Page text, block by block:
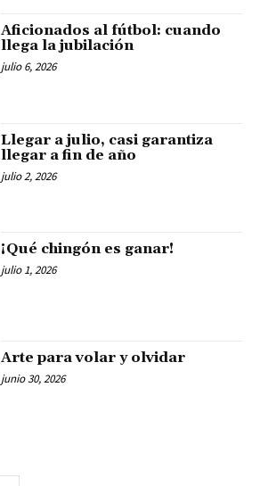
Aficionados al fútbol: cuando
llega la jubilación
julio 6, 2026
Llegar a julio, casi garantiza
llegar a fin de año
julio 2, 2026
¡Qué chingón es ganar!
julio 1, 2026
Arte para volar y olvidar
junio 30, 2026